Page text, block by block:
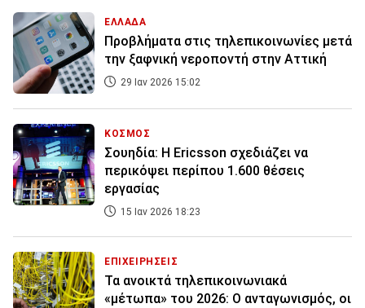
ΕΛΛΑΔΑ
Προβλήματα στις τηλεπικοινωνίες μετά
την ξαφνική νεροποντή στην Αττική
29 Ιαν 2026 15:02
ΚΟΣΜΟΣ
Σουηδία: Η Ericsson σχεδιάζει να
περικόψει περίπου 1.600 θέσεις
εργασίας
15 Ιαν 2026 18:23
ΕΠΙΧΕΙΡΗΣΕΙΣ
Τα ανοικτά τηλεπικοινωνιακά
«μέτωπα» του 2026: Ο ανταγωνισμός, οι